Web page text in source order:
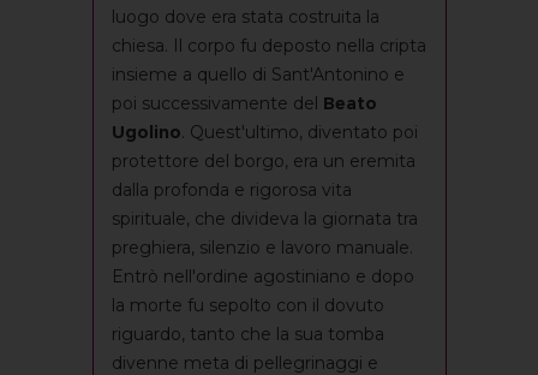
luogo dove era stata costruita la
chiesa. Il corpo fu deposto nella cripta
insieme a quello di Sant'Antonino e
poi successivamente del Beato
Ugolino. Quest'ultimo, diventato poi
protettore del borgo, era un eremita
dalla profonda e rigorosa vita
spirituale, che divideva la giornata tra
preghiera, silenzio e lavoro manuale.
Entrò nell'ordine agostiniano e dopo
la morte fu sepolto con il dovuto
riguardo, tanto che la sua tomba
divenne meta di pellegrinaggi e